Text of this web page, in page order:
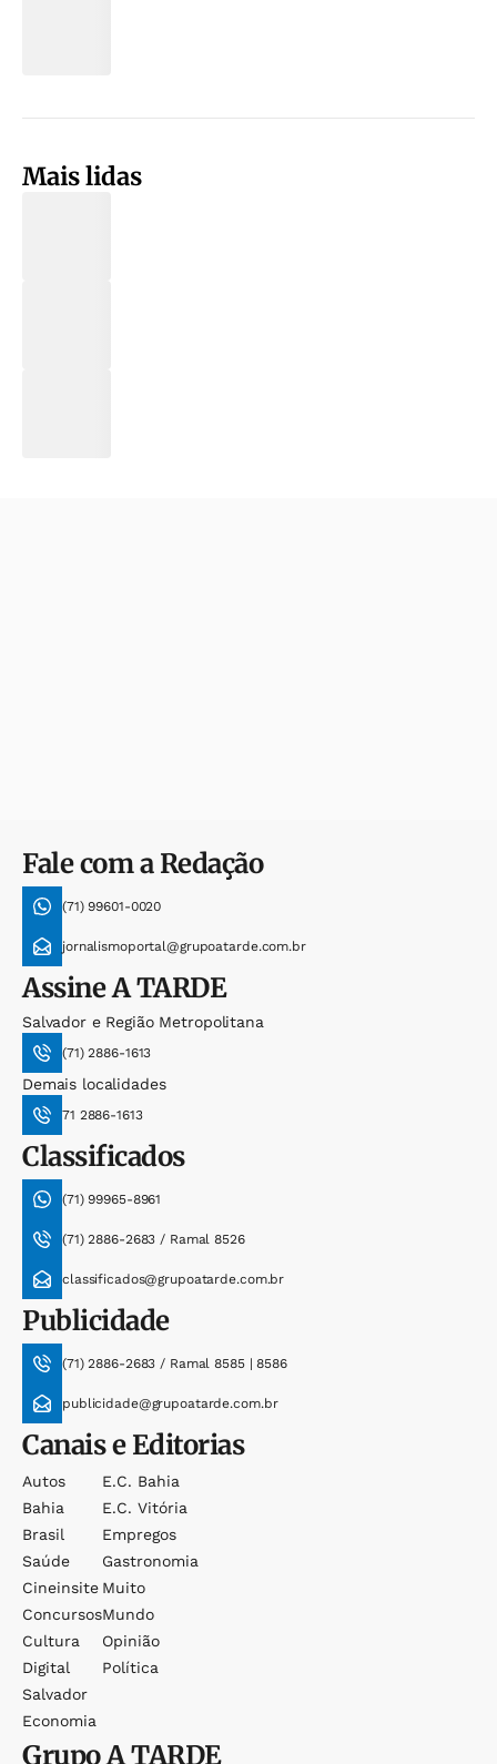
Mais lidas
Fale com a Redação
(71) 99601-0020
jornalismoportal@grupoatarde.com.br
AssineA TARDE
Salvador e Região Metropolitana
(71) 2886-1613
Demais localidades
71 2886-1613
Classificados
(71) 99965-8961
(71) 2886-2683 / Ramal 8526
classificados@grupoatarde.com.br
Publicidade
(71) 2886-2683 / Ramal 8585 | 8586
publicidade@grupoatarde.com.br
Canais e Editorias
Autos
Bahia
Brasil
Saúde
Cineinsite
Concursos
Cultura
Digital
Salvador
Economia
E.c. Bahia
E.c. Vitória
Empregos
Gastronomia
Muito
Mundo
Opinião
Política
GrupoA TARDE